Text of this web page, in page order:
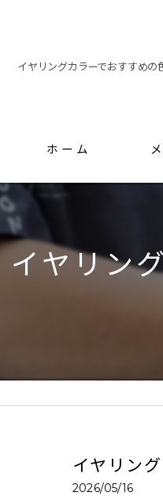
イヤリングカラーでおすすめ
ホーム
イヤリン
イヤリン
2026/05/16